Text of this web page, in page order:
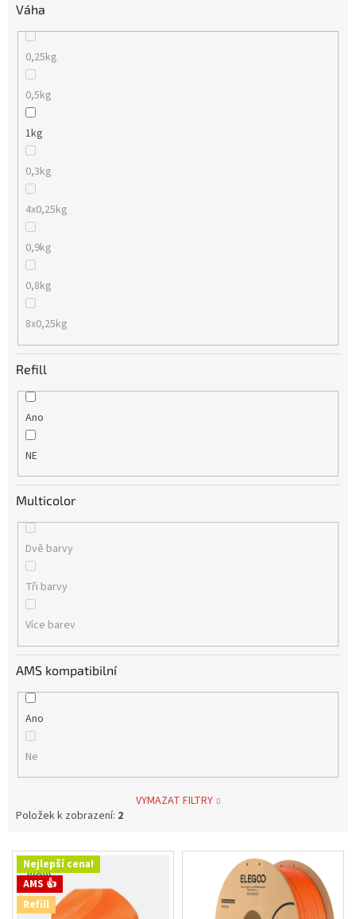
Váha
0,25kg
0,5kg
1kg
0,3kg
4x0,25kg
0,9kg
0,8kg
8x0,25kg
Refill
Ano
NE
Multicolor
Dvě barvy
Tři barvy
Více barev
AMS kompatibilní
Ano
Ne
VYMAZAT FILTRY
Položek k zobrazení: 2
V Nejlepší cena!
AMS 👍
Refill